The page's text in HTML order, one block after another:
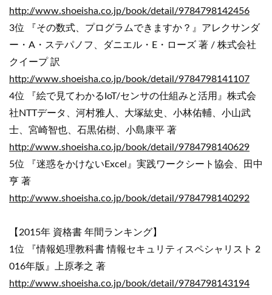
http://www.shoeisha.co.jp/book/detail/9784798142456
3位 『その数式、プログラムできますか？』アレクサンダ
ー・A・ステパノフ、ダニエル・E・ローズ 著 / 株式会社
クイープ 訳
http://www.shoeisha.co.jp/book/detail/9784798141107
4位 『絵で見てわかるIoT/センサの仕組みと活用』株式会
社NTTデータ、河村雅人、大塚紘史、小林佑輔、小山武
士、宮崎智也、石黒佑樹、小島康平 著
http://www.shoeisha.co.jp/book/detail/9784798140629
5位 『迷惑をかけないExcel』実践ワークシート協会、田中
亨 著
http://www.shoeisha.co.jp/book/detail/9784798140292
【2015年 資格書 年間ランキング】
1位 『情報処理教科書 情報セキュリティスペシャリスト 2
016年版』上原孝之 著
http://www.shoeisha.co.jp/book/detail/9784798143194